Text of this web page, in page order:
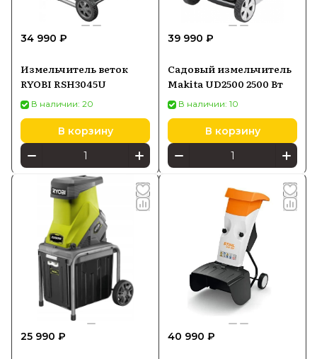
34 990 ₽
Измельчитель веток
RYOBI RSH3045U
В наличии: 20
В корзину
39 990 ₽
Садовый измельчитель
Makita UD2500 2500 Вт
В наличии: 10
В корзину
25 990 ₽ 40 990 ₽